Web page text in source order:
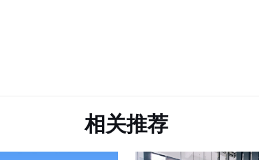
相关推荐